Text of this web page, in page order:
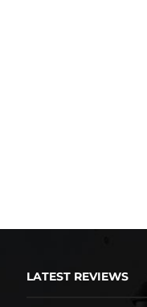
LATEST REVIEWS